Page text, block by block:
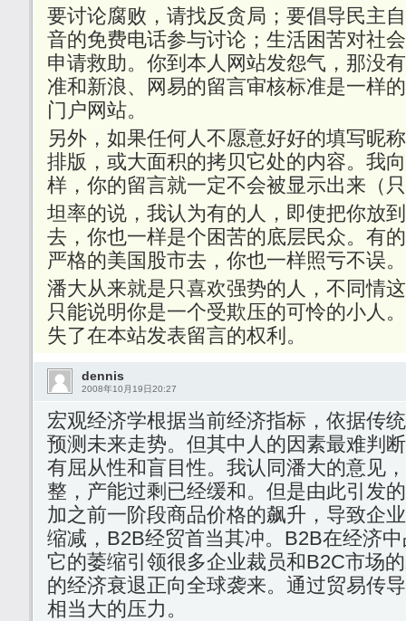
要讨论腐败，请找反贪局；要倡导民主
音的免费电话参与讨论；生活困苦对社
申请救助。你到本人网站发怨气，那没
准和新浪、网易的留言审核标准是一样
门户网站。
另外，如果任何人不愿意好好的填写昵
排版，或大面积的拷贝它处的内容。我
样，你的留言就一定不会被显示出来（
坦率的说，我认为有的人，即使把你放
去，你也一样是个困苦的底层民众。有
严格的美国股市去，你也一样照亏不误。
潘大从来就是只喜欢强势的人，不同情
只能说明你是一个受欺压的可怜的小人
失了在本站发表留言的权利。
dennis
2008年10月19日20:27
宏观经济学根据当前经济指标，依据传
预测未来走势。但其中人的因素最难判
有屈从性和盲目性。我认同潘大的意见
整，产能过剩已经缓和。但是由此引发
加之前一阶段商品价格的飙升，导致企
缩减，B2B经贸首当其冲。B2B在经济
它的萎缩引领很多企业裁员和B2C市场
的经济衰退正向全球袭来。通过贸易传
相当大的压力。